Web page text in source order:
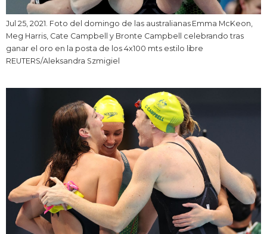
Jul 25, 2021. Foto del domingo de las australianas Emma McKeon,
Meg Harris, Cate Campbell y Bronte Campbell celebrando tras
ganar el oro en la posta de los 4x100 mts estilo libre
REUTERS/Aleksandra Szmigiel